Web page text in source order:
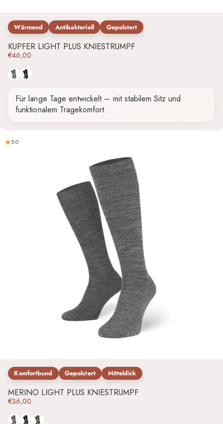
Wärmend Antibakteriell Gepolstert
KUPFER LIGHT PLUS KNIESTRUMPF
€46,00
GrauSchwarz
Für lange Tage entwickelt – mit stabilem Sitz und
funktionalem Tragekomfort.
5.0
Komfortbund Gepolstert Mitteldick
MERINO LIGHT PLUS KNIESTRUMPF
€36,00
GrauSchwarz
Grün